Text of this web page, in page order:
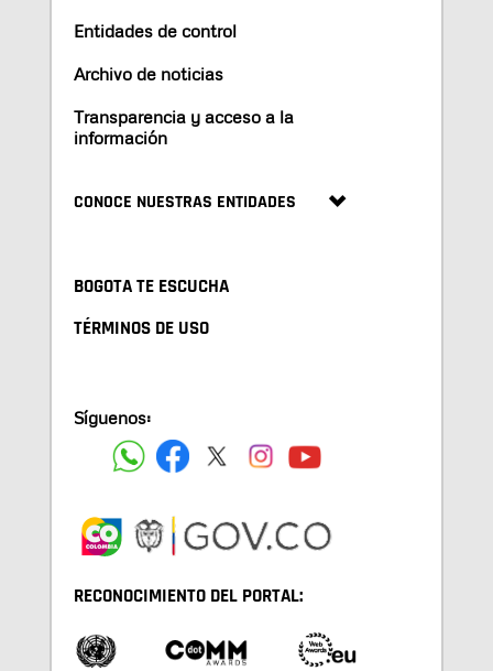
Entidades de control
Archivo de noticias
Transparencia y acceso a la
información
CONOCE NUESTRAS ENTIDADES
BOGOTA TE ESCUCHA
TÉRMINOS DE USO
Síguenos:
RECONOCIMIENTO DEL PORTAL: